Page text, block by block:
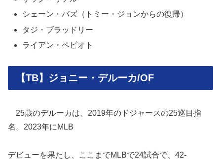
シェーン・バズ（トミー・ジョンからの復帰）
タジ・ブラッドリー
ライアン・ペピオト
【TB】ジョニー・デルーカ/OF
25歳のデルーカは、2019年のドジャースの25巡目指
名。2023年にMLB
デビューを果たし、ここまでMLBで24試合で、42-